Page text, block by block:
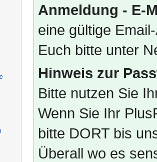
Anmeldung - E-
eine gültige
Euch bitte unter
Hinweis zur
Bitte nutzen Sie
Wenn Sie Ihr
bitte DORT bis
Überall wo es